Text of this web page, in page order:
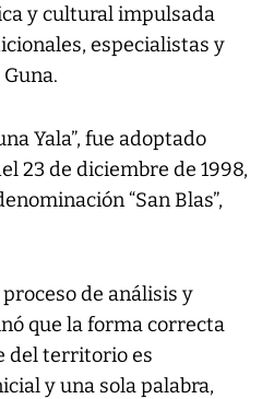
y cultural impulsada
especialistas y
Yala”, fue adoptado
23 de diciembre de 1998,
“San Blas”,
de análisis y
que la forma correcta
del territorio es
y una sola palabra,